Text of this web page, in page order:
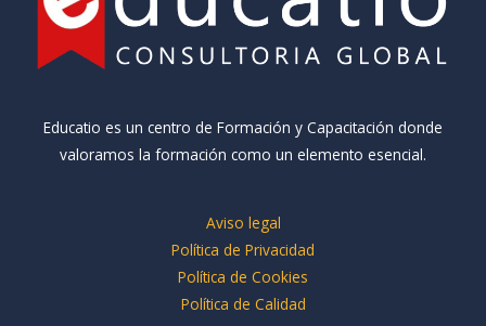
Educatio es un centro de Formación y Capacitación donde
valoramos la formación como un elemento esencial.
Aviso legal
Política de Privacidad
Política de Cookies
Política de Calidad